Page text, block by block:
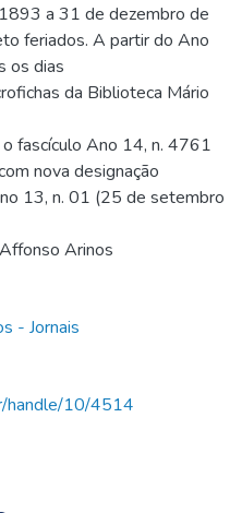
a 31 de dezembro de
feriados. A partir do Ano
os dias
da Biblioteca Mário
fascículo Ano 14, n. 4761
nova designação
13, n. 01 (25 de setembro
Arinos
- Jornais
handle/10/4514